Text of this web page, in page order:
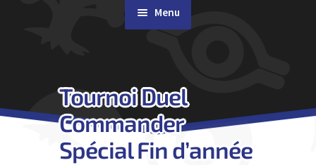
Menu
Agenda
Contact & Accès
Tournoi Duel
Commander
Spécial Fin d’année